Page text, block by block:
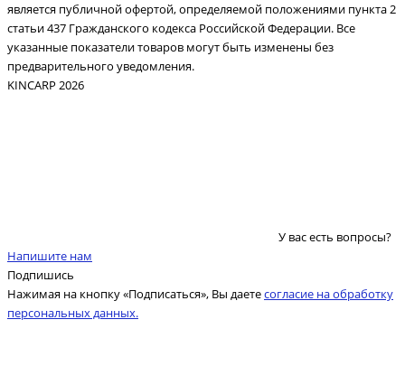
является публичной офертой, определяемой положениями пункта 2
статьи 437 Гражданского кодекса Российской Федерации. Все
указанные показатели товаров могут быть изменены без
предварительного уведомления.
KINCARP 2026
У вас есть вопросы?
Напишите нам
Подпишись
Нажимая на кнопку «Подписаться», Вы даетесогласие на обработку
персональных данных.